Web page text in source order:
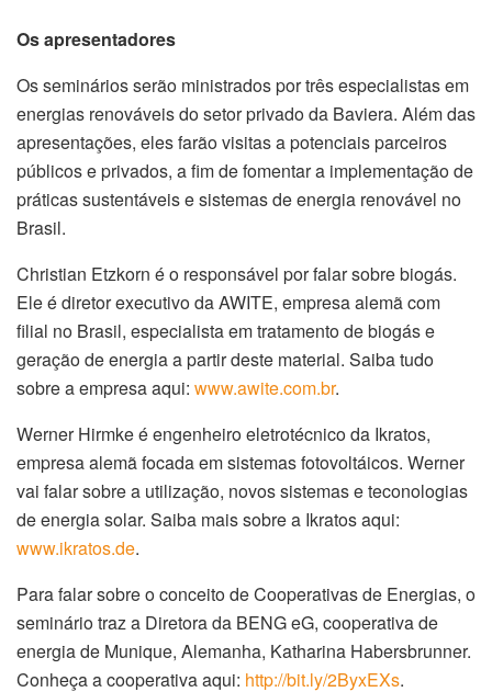
Os apresentadores
Os seminários serão ministrados por três especialistas em
energias renováveis do setor privado da Baviera. Além das
apresentações, eles farão visitas a potenciais parceiros
públicos e privados, a fim de fomentar a implementação de
práticas sustentáveis e sistemas de energia renovável no
Brasil.
Christian Etzkorn é o responsável por falar sobre biogás.
Ele é diretor executivo da AWITE, empresa alemã com
filial no Brasil, especialista em tratamento de biogás e
geração de energia a partir deste material. Saiba tudo
sobre a empresa aqui: www.awite.com.br.
Werner Hirmke é engenheiro eletrotécnico da Ikratos,
empresa alemã focada em sistemas fotovoltáicos. Werner
vai falar sobre a utilização, novos sistemas e teconologias
de energia solar. Saiba mais sobre a Ikratos aqui:
www.ikratos.de.
Para falar sobre o conceito de Cooperativas de Energias, o
seminário traz a Diretora da BENG eG, cooperativa de
energia de Munique, Alemanha, Katharina Habersbrunner.
Conheça a cooperativa aqui: http://bit.ly/2ByxEXs.